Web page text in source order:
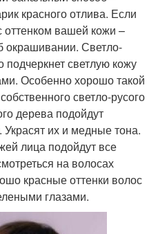
красного отлива. Если
оттенком вашей кожи –
окрашивании. Светло-
светлую кожу
Особенно хорошо такой
светло-русого
дерева подойдут
их и медные тона.
лица подойдут все
на волосах
красные оттенки волос
глазами.